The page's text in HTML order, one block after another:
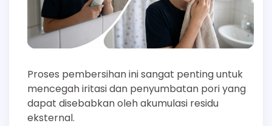
Proses pembersihan ini sangat penting untuk
mencegah iritasi dan penyumbatan pori yang
dapat disebabkan oleh akumulasi residu
eksternal.